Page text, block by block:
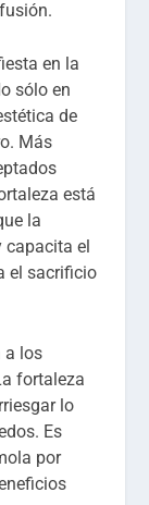
en la
sólo en
de
Más
está
la
capacita el
el sacrificio
a los
fortaleza
lo
Es
por